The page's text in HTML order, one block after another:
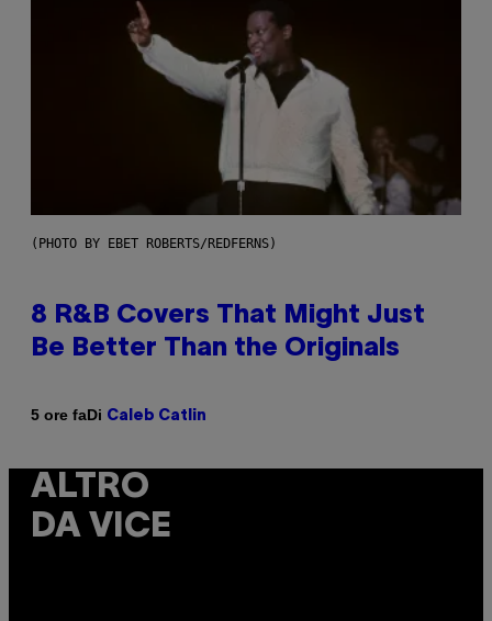
(PHOTO BY EBET ROBERTS/REDFERNS)
8 R&B Covers That Might Just
Be Better Than the Originals
5 ore faDi Caleb Catlin
ALTRO
DA VICE